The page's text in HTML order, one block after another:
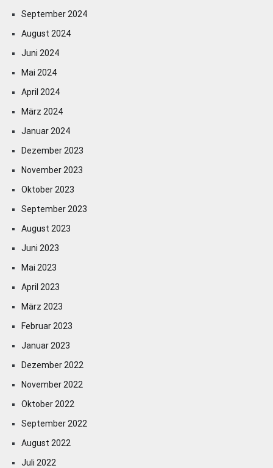
September 2024
August 2024
Juni 2024
Mai 2024
April 2024
März 2024
Januar 2024
Dezember 2023
November 2023
Oktober 2023
September 2023
August 2023
Juni 2023
Mai 2023
April 2023
März 2023
Februar 2023
Januar 2023
Dezember 2022
November 2022
Oktober 2022
September 2022
August 2022
Juli 2022